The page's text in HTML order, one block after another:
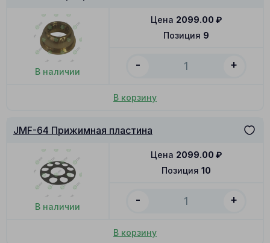
В наличии
Позиция 9
Цена 2099.00 ₽
- +
В корзину
JMF-64 Прижимная пластина
В наличии
Позиция 10
Цена 2099.00 ₽
- +
В корзину